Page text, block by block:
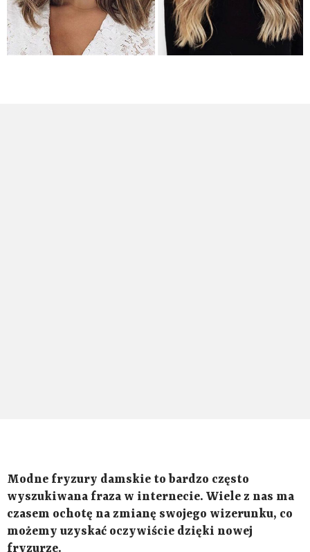
Modne fryzury damskie to bardzo często
wyszukiwana fraza w internecie. Wiele z nas ma
czasem ochotę na zmianę swojego wizerunku, co
możemy uzyskać oczywiście dzięki nowej
fryzurze.